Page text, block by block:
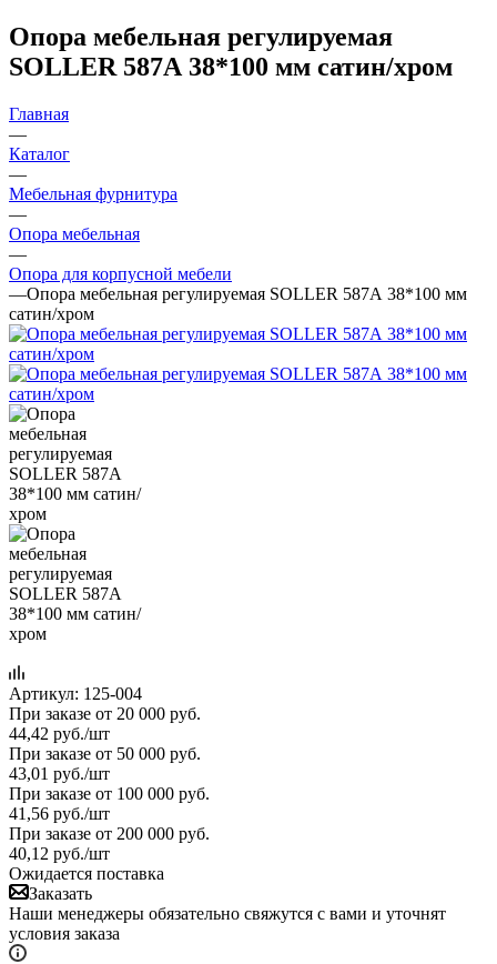
Опора мебельная регулируемая
SOLLER 587А 38*100 мм сатин/хром
Главная
—
Каталог
—
Мебельная фурнитура
—
Опора мебельная
—
Опора для корпусной мебели
—Опора мебельная регулируемая SOLLER 587А 38*100 мм
сатин/хром
Артикул: 125-004
При заказе от 20 000 руб.
44,42 руб./шт
При заказе от 50 000 руб.
43,01 руб./шт
При заказе от 100 000 руб.
41,56 руб./шт
При заказе от 200 000 руб.
40,12 руб./шт
Ожидается поставка
Заказать
Наши менеджеры обязательно свяжутся с вами и уточнят
условия заказа